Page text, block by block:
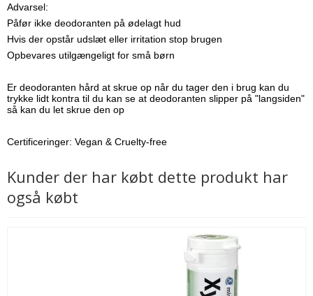
Advarsel:
Påfør ikke deodoranten på ødelagt hud
Hvis der opstår udslæt eller irritation stop brugen
Opbevares utilgængeligt for små børn
Er deodoranten hård at skrue op når du tager den i brug kan du
trykke lidt kontra til du kan se at deodoranten slipper på "langsiden"
så kan du let skrue den op
Certificeringer: Vegan & Cruelty-free
Kunder der har købt dette produkt har
også købt